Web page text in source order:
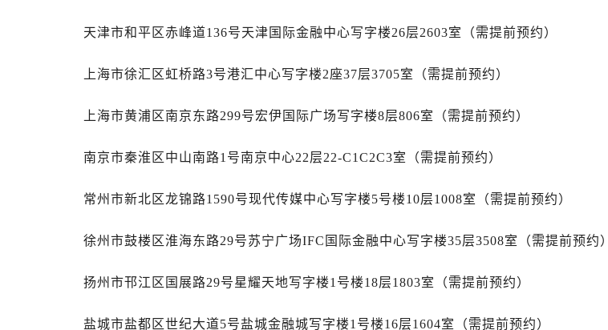
唐山市路南区新华东道100号万达广场写字楼A座10层1002室（需提前预约）
黑龙江省大庆市萨尔图区会战大街劳力士售后服务中心（需提前预约）
黑龙江省黑河市爱辉区中央街劳力士售后服务中心（需提前预约）
黑龙江省佳木斯市向阳区长安路劳力士售后服务中心（需提前预约）
黑龙江省七台河市桃山区大同街劳力士售后服务中心（需提前预约）
黑龙江省双鸭山市尖山区新兴大街劳力士售后服务中心（需提前预约）
吉林省白城市洮北区明仁南街劳力士售后服务中心（需提前预约）
天津市和平区赤峰道136号天津国际金融中心写字楼26层2603室（需提前预约）
上海市徐汇区虹桥路3号港汇中心写字楼2座37层3705室（需提前预约）
上海市黄浦区南京东路299号宏伊国际广场写字楼8层806室（需提前预约）
南京市秦淮区中山南路1号南京中心22层22-C1C2C3室（需提前预约）
常州市新北区龙锦路1590号现代传媒中心写字楼5号楼10层1008室（需提前预约）
徐州市鼓楼区淮海东路29号苏宁广场IFC国际金融中心写字楼35层3508室（需提前预约）
扬州市邗江区国展路29号星耀天地写字楼1号楼18层1803室（需提前预约）
盐城市盐都区世纪大道5号盐城金融城写字楼1号楼16层1604室（需提前预约）